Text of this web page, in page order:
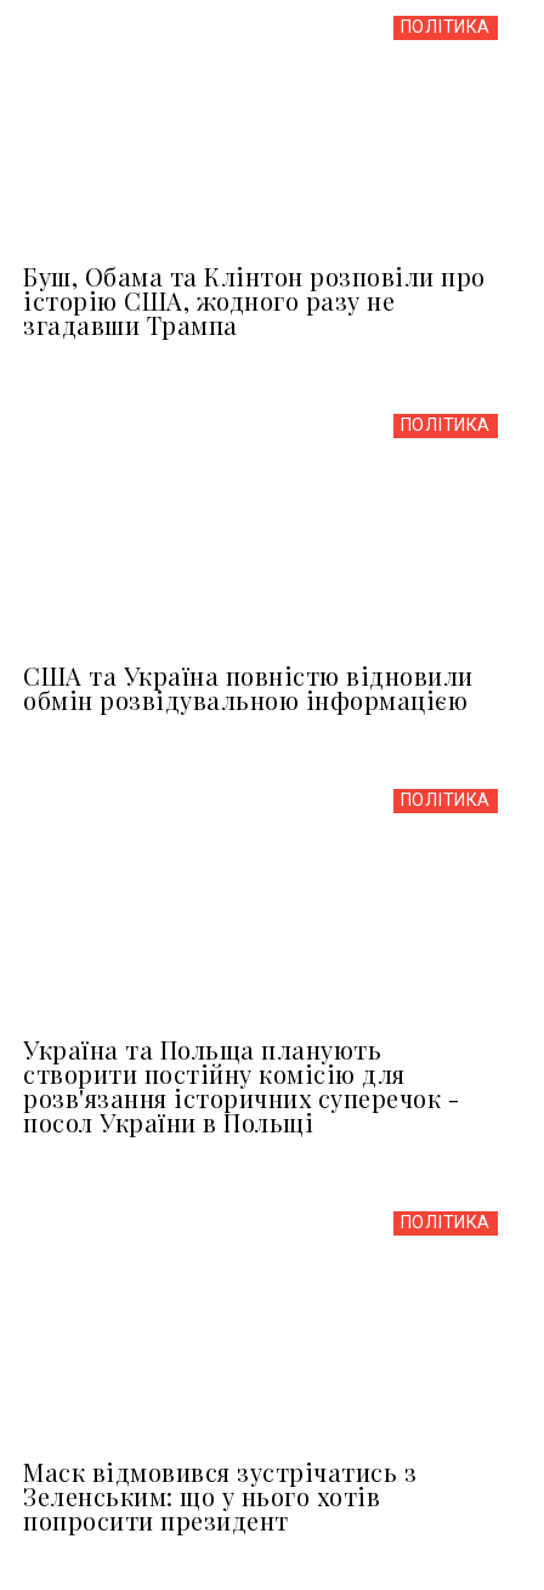
ПОЛІТИКА
Буш, Обама та Клінтон розповіли про
історію США, жодного разу не
згадавши Трампа
ПОЛІТИКА
США та Україна повністю відновили
обмін розвідувальною інформацією
ПОЛІТИКА
Україна та Польща планують
створити постійну комісію для
розв'язання історичних суперечок -
посол України в Польщі
ПОЛІТИКА
Маск відмовився зустрічатись з
Зеленським: що у нього хотів
попросити президент